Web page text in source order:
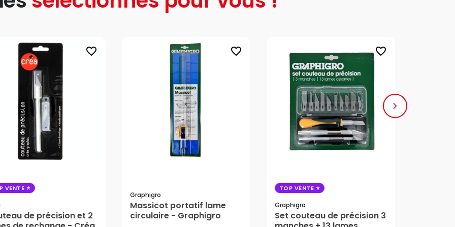
favorite_border
VENTE
de précision et 2
favorite_border
Graphigro
Massicot portatif lame
circulaire - Graphigro
favorite_border
TOP VENTE
Graphigro
Set couteau de précision 3